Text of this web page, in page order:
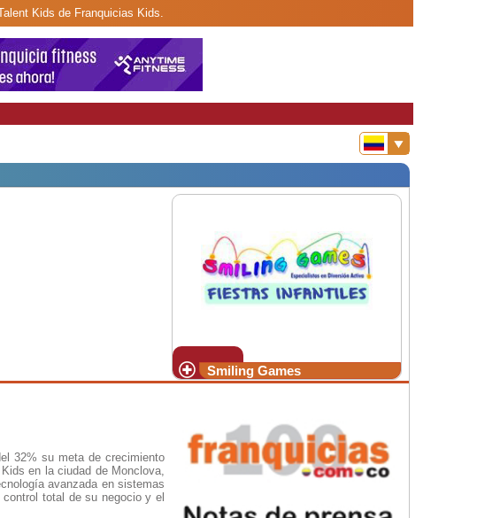
Kids de Franquicias Kids.
Smiling Games
32% su meta de crecimiento
en la ciudad de Monclova,
avanzada en sistemas
total de su negocio y el